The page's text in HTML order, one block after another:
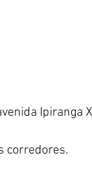
Ipiranga
corredores.